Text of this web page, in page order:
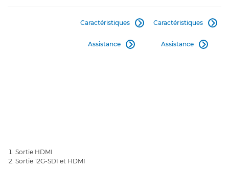
Caractéristiques 
Assistance 
Caractéristiques 
Assistance 
Sortie HDMI
Sortie 12G-SDI et HDMI